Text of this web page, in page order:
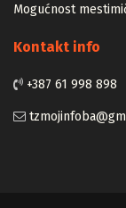
Mogućnost
Kontakt info
+387 61 998 898